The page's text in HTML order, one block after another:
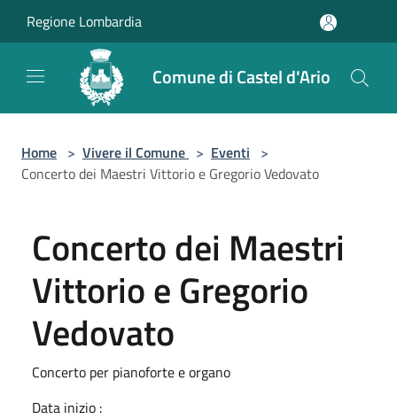
Regione Lombardia
Comune di Castel d'Ario
Home > Vivere il Comune > Eventi >
Concerto dei Maestri Vittorio e Gregorio Vedovato
Concerto dei Maestri
Vittorio e Gregorio
Vedovato
Concerto per pianoforte e organo
Data inizio :